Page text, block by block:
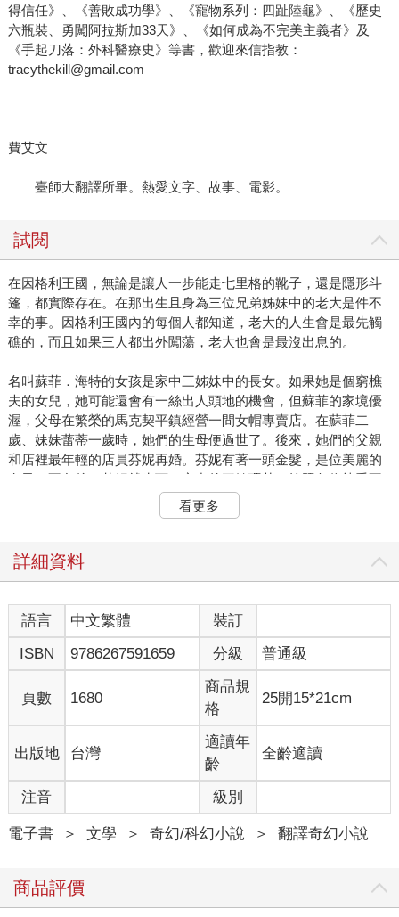
得信任》、《善敗成功學》、《寵物系列：四趾陸龜》、《歷史
六瓶裝、勇闖阿拉斯加33天》、《如何成為不完美主義者》及
《手起刀落：外科醫療史》等書，歡迎來信指教：
tracythekill@gmail.com
費艾文
臺師大翻譯所畢。熱愛文字、故事、電影。
試閱
在因格利王國，無論是讓人一步能走七里格的靴子，還是隱形斗
篷，都實際存在。在那出生且身為三位兄弟姊妹中的老大是件不
幸的事。因格利王國內的每個人都知道，老大的人生會是最先觸
礁的，而且如果三人都出外闖蕩，老大也會是最沒出息的。
名叫蘇菲．海特的女孩是家中三姊妹中的長女。如果她是個窮樵
夫的女兒，她可能還會有一絲出人頭地的機會，但蘇菲的家境優
渥，父母在繁榮的馬克契平鎮經營一間女帽專賣店。在蘇菲二
歲、妹妹蕾蒂一歲時，她們的生母便過世了。後來，她們的父親
和店裡最年輕的店員芬妮再婚。芬妮有著一頭金髮，是位美麗的
女子。不久後，芬妮就生下了家中的三妹瑪莎。按照各位熟悉不
過的故事發展，這下蘇菲和蕾蒂應該會變成童話故事中的醜姊
姊，但三姊妹長大後都非常漂亮，而大家都說蕾蒂最為美麗動
莎。
就讀。蘇菲最勤奮念書，她讀了不少書，而且很快察覺到自己不
太可能有個有趣的未來人生。這難免讓她感到有些失望，但只要
能夠照顧好兩個妹妹，並幫助瑪莎做好出外闖蕩的準備，她就心
滿意足了。而芬妮總是在忙店裡的事，蘇菲於是擔起了照顧妹妹
的責任。妹妹們有時會放聲尖叫、互扯頭髮。對於要成為繼蘇菲
之後的最沒出息的那個人，蕾蒂更是不甘願。
蕾蒂曾大喊著：這不公平啦！瑪莎只不過是最晚出生的，憑什麼
就能擁有最美好的未來？我要跟王子結婚，我就是要啦！
當瑪莎聽到這句話時，總會如此反駁蕾蒂──自己不用跟任何人結
婚，憑一己之力就能坐擁財富。
之前，還得說到五朔節那時，蘇菲替蕾蒂做了一套深玫瑰色的衣
服，芬妮看了便說那套衣服像是從金貝利最高級的店裡買來的。
看更多
詳細資料
語言 中文繁體
裝訂
ISBN
9786267591659 分級 普通級
頁數 1680
商品規
格
25開15*21cm
出版地 台灣
適讀年
齡
全齡適讀
注音 級別
電子書 ＞ 文學 ＞ 奇幻/科幻小說 ＞ 翻譯奇幻小說
商品評價